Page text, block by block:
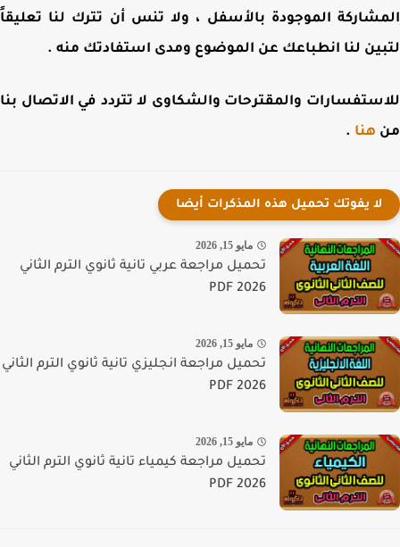
الموجودة بالأسفل ، ولا تنس أن تترك لنا تعليقاً
لنا انطباعك عن الموضوع ومدى استفادتك منه .
والمقترحات والشكاوى لا تتردد في الاتصال بنا
هنا.
لا يفوتك تحميل هذه المذكرات أيضا
مايو 15, 2026
تحميل مراجعة عربي تانية ثانوي الترم الثاني
PDF 2026
مايو 15, 2026
تحميل مراجعة انجليزي تانية ثانوي الترم الثاني
PDF 2026
مايو 15, 2026
تحميل مراجعة كيمياء تانية ثانوي الترم الثاني
PDF 2026